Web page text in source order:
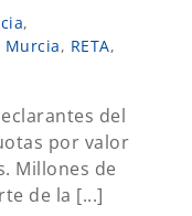
,
Murcia, RETA,
del
por valor
Millones de
de la [...]